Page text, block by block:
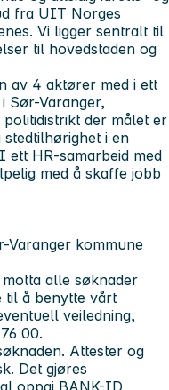
fra UIT Norges
Vi ligger sentralt til
til hovedstaden og
av 4 aktører med i ett
Sør-Varanger,
der målet er
i en
ett HR-samarbeid med
med å skaffe jobb
Varanger kommune
alle søknader
å benytte vårt
veiledning,
00.
Attester og
Det gjøres
oppgi BANK-ID